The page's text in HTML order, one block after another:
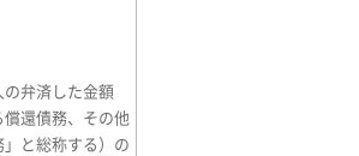
弁済した金額
償還債務、その他
と総称する）の